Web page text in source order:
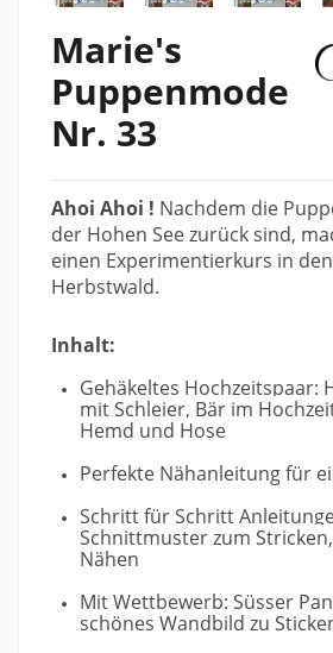
Marie's
Puppenmode
Nr. 33
Ahoi Ahoi ! Nachdem die
der Hohen See zurück sind,
einen Experimentierkurs in
Herbstwald.
Inhalt:
Gehäkeltes Hochzeitspaar:
mit Schleier, Bär im
Hemd und Hose
Perfekte Nähanleitung für
Schritt für Schritt
Schnittmuster zum
Nähen
Mit Wettbewerb: Süsser
schönes Wandbild zu